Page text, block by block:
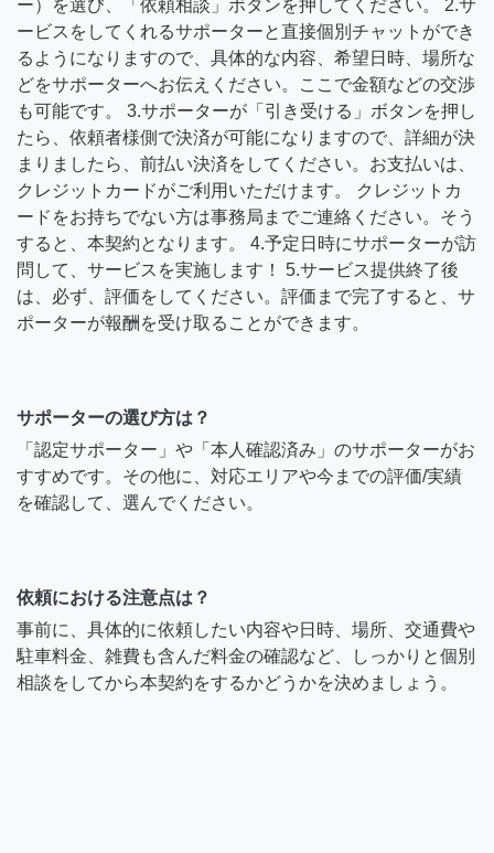
ー）を選び、「依頼相談」ボタンを押してください。 2.サ
ービスをしてくれるサポーターと直接個別チャットができ
るようになりますので、具体的な内容、希望日時、場所な
どをサポーターへお伝えください。ここで金額などの交渉
も可能です。 3.サポーターが「引き受ける」ボタンを押し
たら、依頼者様側で決済が可能になりますので、詳細が決
まりましたら、前払い決済をしてください。お支払いは、
クレジットカードがご利用いただけます。 クレジットカ
ードをお持ちでない方は事務局までご連絡ください。そう
すると、本契約となります。 4.予定日時にサポーターが訪
問して、サービスを実施します！ 5.サービス提供終了後
は、必ず、評価をしてください。評価まで完了すると、サ
ポーターが報酬を受け取ることができます。
サポーターの選び方は？
「認定サポーター」や「本人確認済み」のサポーターがお
すすめです。その他に、対応エリアや今までの評価/実績
を確認して、選んでください。
依頼における注意点は？
事前に、具体的に依頼したい内容や日時、場所、交通費や
駐車料金、雑費も含んだ料金の確認など、しっかりと個別
相談をしてから本契約をするかどうかを決めましょう。